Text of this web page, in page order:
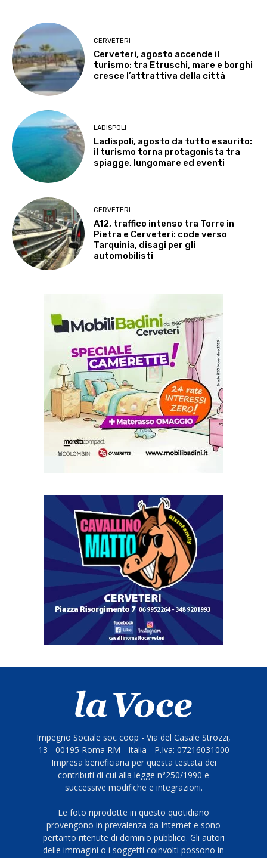
CERVETERI
Cerveteri, agosto accende il
turismo: tra Etruschi, mare e borghi
cresce l’attrattiva della città
LADISPOLI
Ladispoli, agosto da tutto esaurito:
il turismo torna protagonista tra
spiagge, lungomare ed eventi
CERVETERI
A12, traffico intenso tra Torre in
Pietra e Cerveteri: code verso
Tarquinia, disagi per gli
automobilisti
Impegno Sociale soc coop - Via del Casale Strozzi,
13 - 00195 Roma RM - Italia - P.Iva: 07216031000
Impresa beneficiaria per questa testata dei
contributi di cui alla legge n°250/1990 e
successive modifiche e integrazioni.
Le foto riprodotte in questo quotidiano
provengono in prevalenza da Internet e sono
pertanto ritenute di dominio pubblico. Gli autori
delle immagini o i soggetti coinvolti possono in